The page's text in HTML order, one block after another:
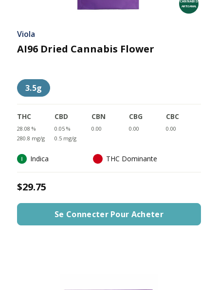
CANNABIS
ARTISANAL
Viola
AI96 Dried Cannabis Flower
3.5g
THC
28.08 %
280.8 mg/g
CBD
0.05 %
0.5 mg/g
CBN
0.00
CBG
0.00
CBC
0.00
Indica THC Dominante
$29.75
Se Connecter Pour Acheter